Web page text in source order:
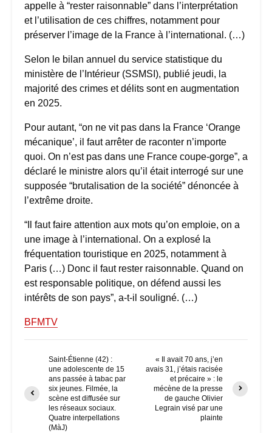
appelle à “rester raisonnable” dans l’interprétation
et l’utilisation de ces chiffres, notamment pour
préserver l’image de la France à l’international. (…)
Selon le bilan annuel du service statistique du
ministère de l’Intérieur (SSMSI), publié jeudi, la
majorité des crimes et délits sont en augmentation
en 2025.
Pour autant, “on ne vit pas dans la France ‘Orange
mécanique’, il faut arrêter de raconter n’importe
quoi. On n’est pas dans une France coupe-gorge”, a
déclaré le ministre alors qu’il était interrogé sur une
supposée “brutalisation de la société” dénoncée à
l’extrême droite.
“Il faut faire attention aux mots qu’on emploie, on a
une image à l’international. On a explosé la
fréquentation touristique en 2025, notamment à
Paris (…) Donc il faut rester raisonnable. Quand on
est responsable politique, on défend aussi les
intérêts de son pays”, a-t-il souligné. (…)
BFMTV
Saint-Étienne (42) :
une adolescente de 15
ans passée à tabac par
six jeunes. Filmée, la
scène est diffusée sur
les réseaux sociaux.
Quatre interpellations
(MàJ)
« Il avait 70 ans, j’en
avais 31, j’étais racisée
et précaire » : le
mécène de la presse
de gauche Olivier
Legrain visé par une
plainte